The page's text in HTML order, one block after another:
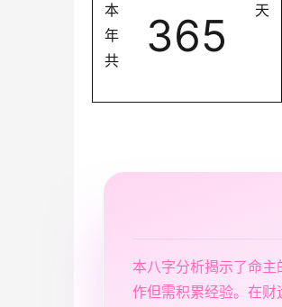
本
年
共
365 天
本八字分析揭示了命
作但需积累经验。在